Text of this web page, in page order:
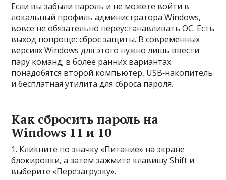
Если вы забыли пароль и не можете войти в
локальный профиль администратора Windows,
вовсе не обязательно переустанавливать ОС. Есть
выход попроще: сброс защиты. В современных
версиях Windows для этого нужно лишь ввести
пару команд; в более ранних вариантах
понадобятся второй компьютер, USB‑накопитель
и бесплатная утилита для сброса пароля.
Как сбросить пароль на
Windows 11 и 10
1. Кликните по значку «Питание» на экране
блокировки, а затем зажмите клавишу Shift и
выберите «Перезагрузку».